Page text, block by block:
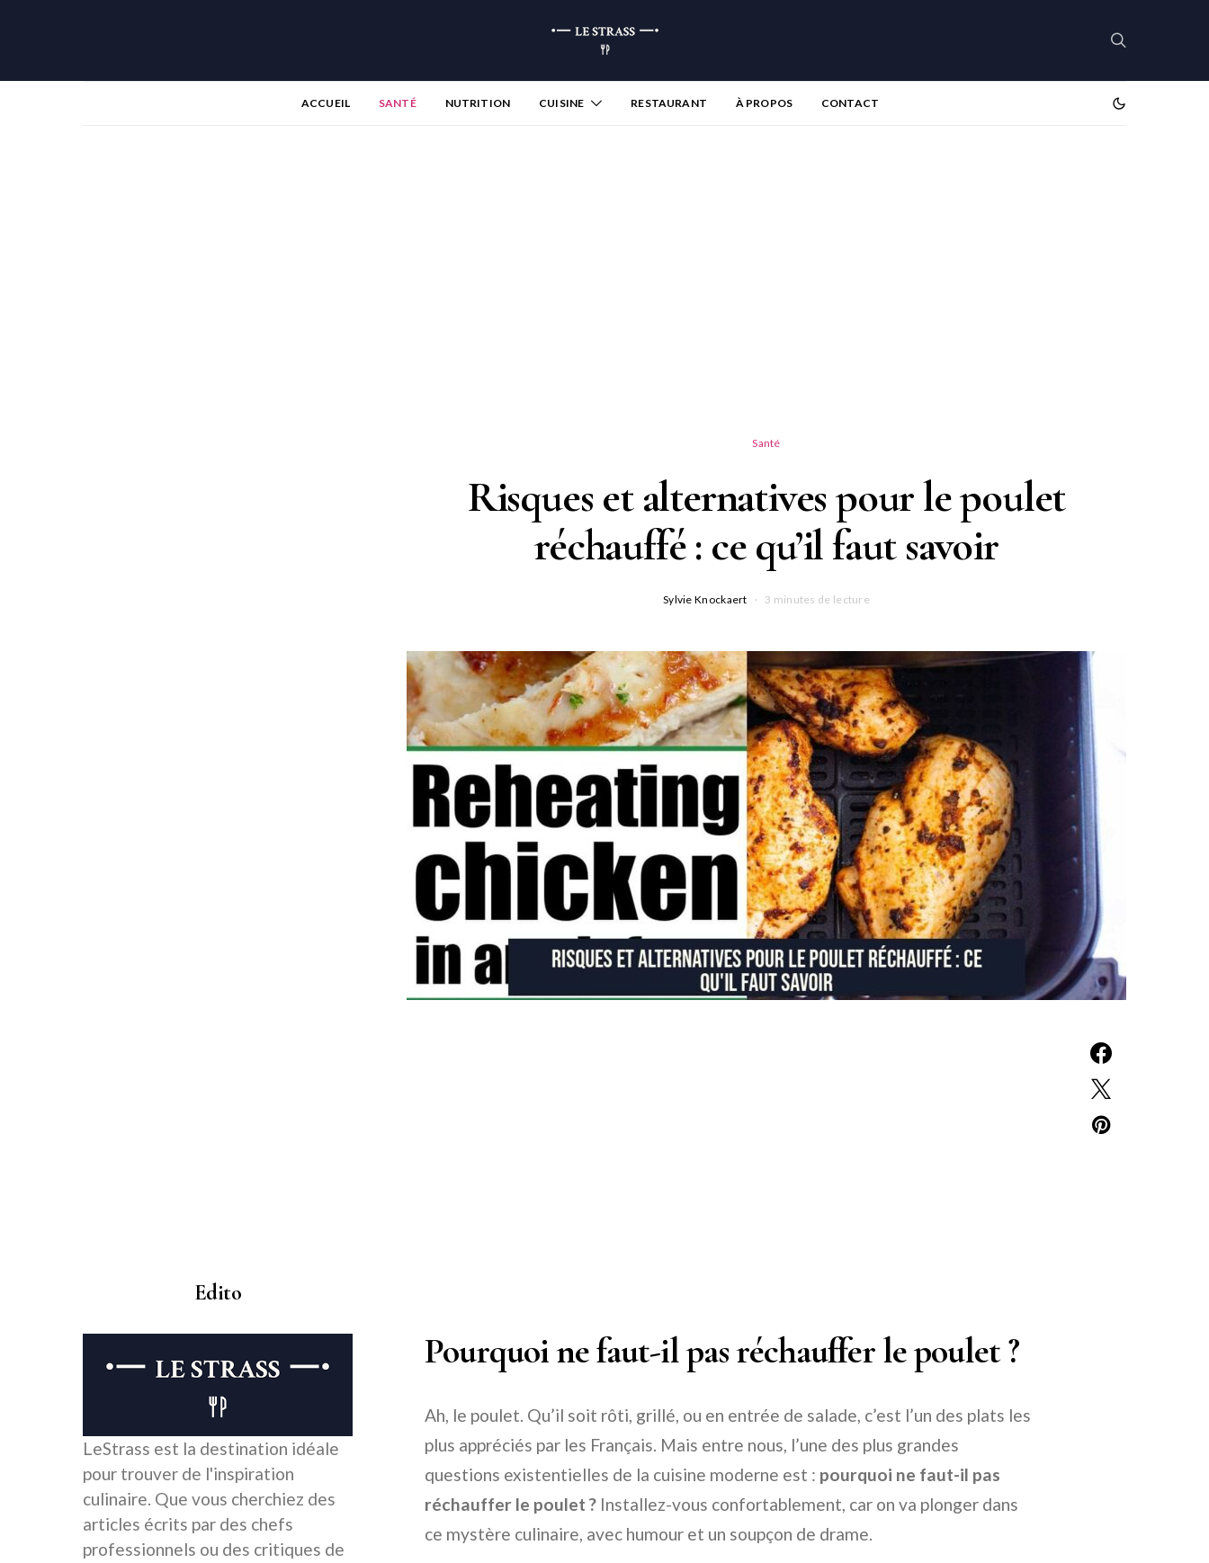
ACCUEIL SANTÉ NUTRITION CUISINE RESTAURANT À PROPOS CONTACT
Santé
Risques et alternatives pour le poulet
réchauffé : ce qu’il faut savoir
Sylvie Knockaert 3 minutes de lecture
Pourquoi ne faut-il pas réchauffer le poulet ?
Ah, le poulet. Qu’il soit rôti, grillé, ou en entrée de salade, c’est l’un des plats les
plus appréciés par les Français. Mais entre nous, l’une des plus grandes
questions existentielles de la cuisine moderne est : pourquoi ne faut-il pas
réchauffer le poulet ? Installez-vous confortablement, car on va plonger dans
ce mystère culinaire, avec humour et un soupçon de drame.
Edito
LeStrass est la destination idéale
pour trouver de l'inspiration
culinaire. Que vous cherchiez des
articles écrits par des chefs
professionnels ou des critiques de